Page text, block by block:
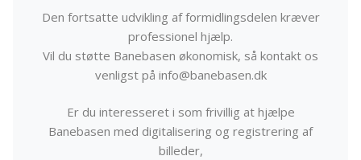
Den fortsatte udvikling af formidlingsdelen kræver
professionel hjælp.
Vil du støtte Banebasen økonomisk, så kontakt os
venligst på info@banebasen.dk
Er du interesseret i som frivillig at hjælpe
Banebasen med digitalisering og registrering af
billeder,